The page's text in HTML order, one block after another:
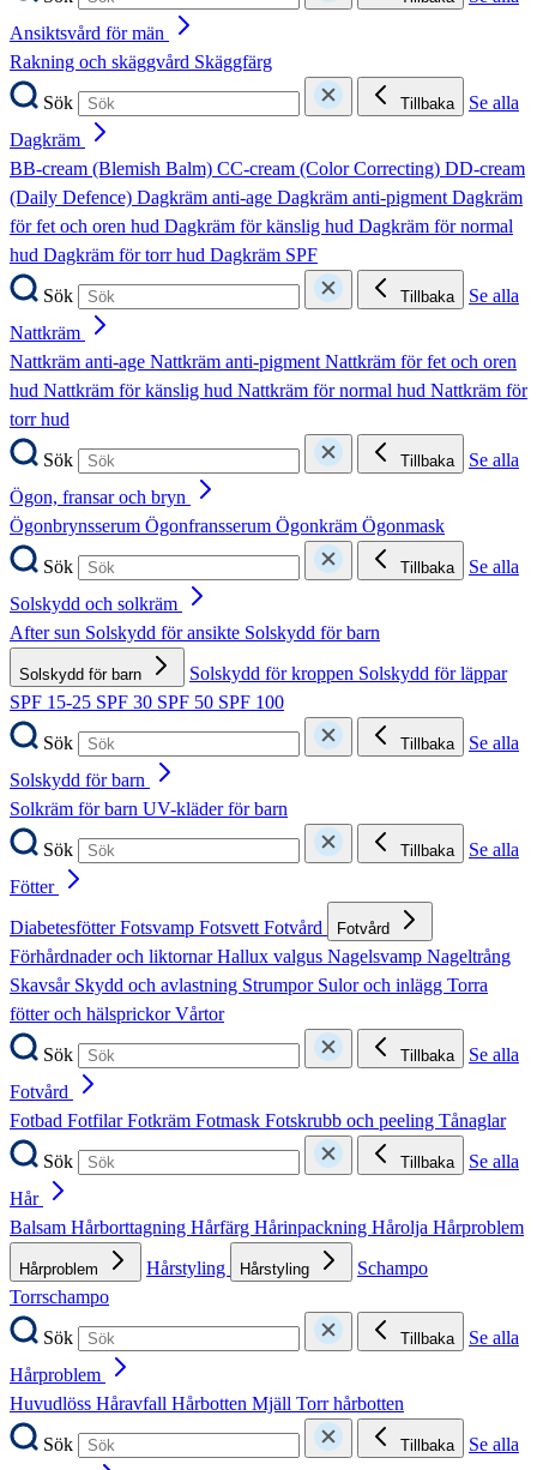
Ansiktsvård för män
Rakning och skäggvård Skäggfärg
Sök
Tillbaka
Se alla
Dagkräm
BB-cream (Blemish Balm) CC-cream (Color Correcting) DD-cream
(Daily Defence) Dagkräm anti-age Dagkräm anti-pigmentDagkräm
för fet och oren hud Dagkräm för känslig hud Dagkräm för normal
hud Dagkräm för torr hud Dagkräm SPF
Sök
Tillbaka
Se alla
Nattkräm
Nattkräm anti-age Nattkräm anti-pigmentNattkräm för fet och oren
hud Nattkräm för känslig hud Nattkräm för normal hud Nattkräm för
torr hud
Sök
Tillbaka
Se alla
Ögon, fransar och bryn
Ögonbrynsserum Ögonfransserum Ögonkräm Ögonmask
Sök
Tillbaka
Se alla
Solskydd och solkräm
After sun Solskydd för ansikte Solskydd för barn
Solskydd för barn Solskydd för kroppen Solskydd för läppar
SPF 15-25 SPF 30 SPF 50 SPF 100
Sök
Tillbaka
Se alla
Solskydd för barn
Solkräm för barn UV-kläder för barn
Sök
Tillbaka
Se alla
Fötter
DiabetesfötterFotsvamp FotsvettFotvård Fotvård
Förhårdnader och liktornarHallux valgus Nagelsvamp Nageltrång
Skavsår Skydd och avlastning Strumpor Sulor och inlägg Torra
fötter och hälsprickorVårtor
Sök
Tillbaka
Se alla
Fotvård
Fotbad FotfilarFotkräm Fotmask Fotskrubb och peeling Tånaglar
Sök
Tillbaka
Se alla
Hår
Balsam Hårborttagning Hårfärg Hårinpackning Hårolja Hårproblem
Hårproblem Hårstyling Hårstyling
Schampo
Torrschampo
Sök
Tillbaka
Se alla
Hårproblem
Huvudlöss Håravfall Hårbotten Mjäll Torr hårbotten
Sök
Tillbaka
Se alla